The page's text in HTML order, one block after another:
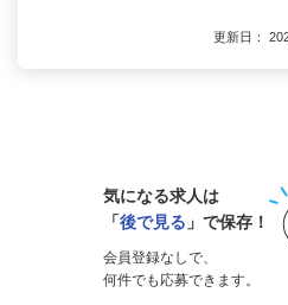
更新日：
気になる求人は
「後で見る 」で保存！
会員登録なしで、
何件でも応募できます。